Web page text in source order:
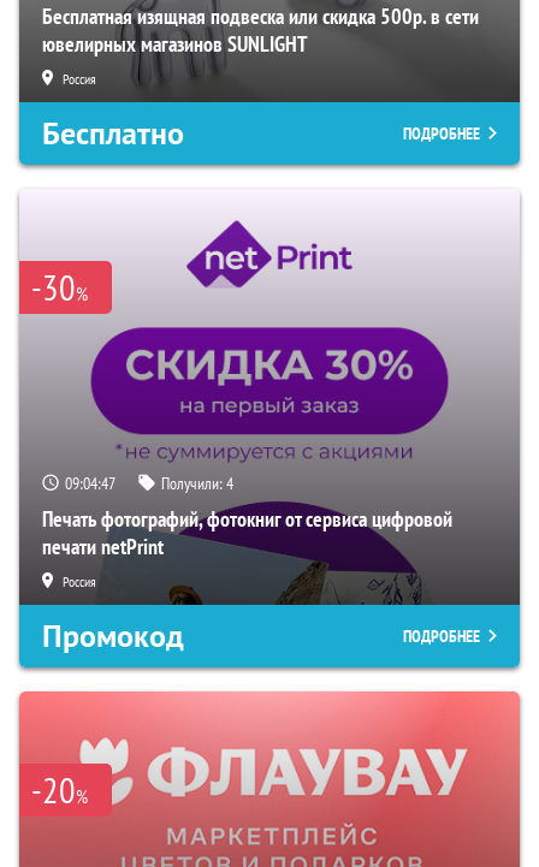
Бесплатная изящная подвеска или скидка 500р. в сети
ювелирных магазинов SUNLIGHT
Россия
Бесплатно ПОДРОБНЕЕ
-30%
09:04:46 Получили:4
Печать фотографий, фотокниг от сервиса цифровой
печати netPrint
Россия
Промокод ПОДРОБНЕЕ
-20%